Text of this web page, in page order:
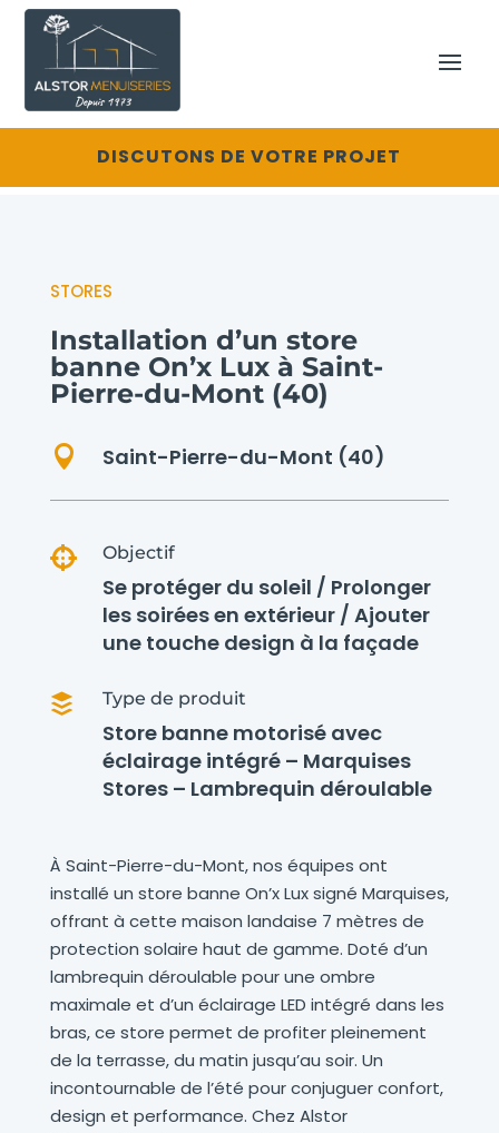
DISCUTONS DE VOTRE PROJET
STORES
Installation d’un store
banne On’x Lux à Saint-
Pierre-du-Mont (40)
 Saint-Pierre-du-Mont (40)
 Objectif
Se protéger du soleil / Prolonger
les soirées en extérieur / Ajouter
une touche design à la façade
 Type de produit
Store banne motorisé avec
éclairage intégré – Marquises
Stores – Lambrequin déroulable
À Saint-Pierre-du-Mont, nos équipes ont
installé un store banne On’x Lux signé Marquises,
offrant à cette maison landaise 7 mètres de
protection solaire haut de gamme. Doté d’un
lambrequin déroulable pour une ombre
maximale et d’un éclairage LED intégré dans les
bras, ce store permet de profiter pleinement
de la terrasse, du matin jusqu’au soir. Un
incontournable de l’été pour conjuguer confort,
design et performance. Chez Alstor